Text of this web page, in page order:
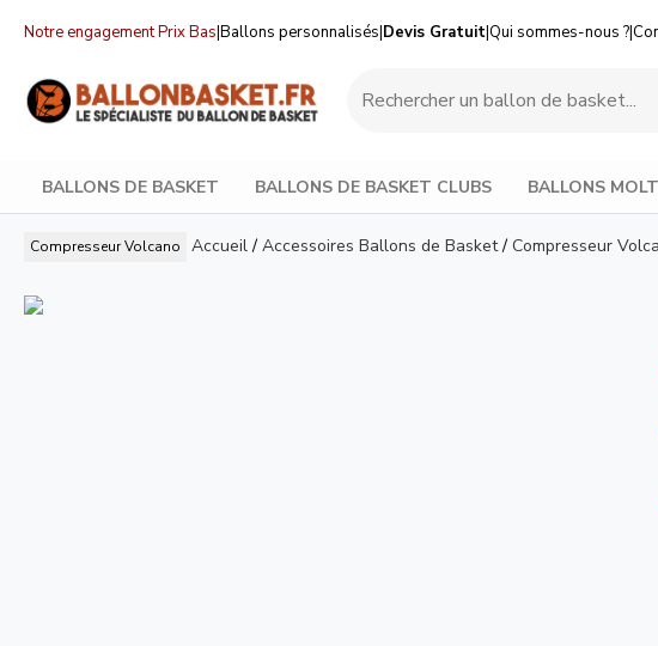
Notre engagement Prix Bas|Ballons personnalisés|Devis Gratuit|Qui sommes-nous ?|
BALLONS DE BASKET BALLONS DE BASKET CLUBS BALLONS
Compresseur Volcano Accueil / Accessoires Ballons de Basket/ Compresseur